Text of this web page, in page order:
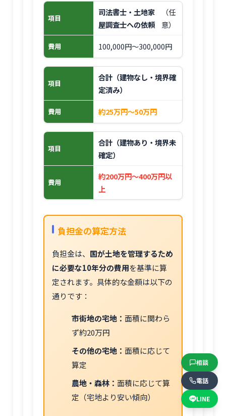
相談
電話
LINE
項目
司法書士・土地家
屋調査士への依頼
（任
意）
費用 100,000円〜300,000円
項目
合計（建物なし・境界確
定済み）
費用 約25万円〜50万円
項目
合計（建物あり・境界未
確定）
費用
約200万円〜400万円以
上
負担金の算定方法
負担金は、 国が土地を管理するため
に必要な10年分の費用を基準に算
定されます。具体的な金額は以下の
通りです：
市街地の宅地：面積に関わら
ず約20万円
その他の宅地：面積に応じて
算定
農地・森林：面積に応じて算
定（宅地より安い傾向）